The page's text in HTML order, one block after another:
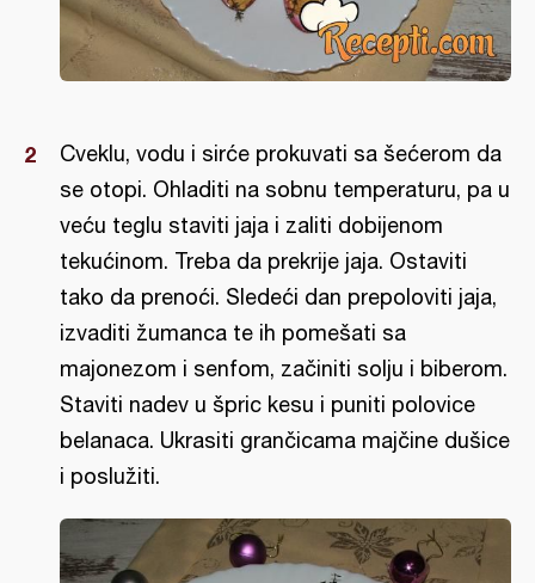
Cveklu, vodu i sirće prokuvati sa šećerom da
se otopi. Ohladiti na sobnu temperaturu, pa u
veću teglu staviti jaja i zaliti dobijenom
tekućinom. Treba da prekrije jaja. Ostaviti
tako da prenoći. Sledeći dan prepoloviti jaja,
izvaditi žumanca te ih pomešati sa
majonezom i senfom, začiniti solju i biberom.
Staviti nadev u špric kesu i puniti polovice
belanaca. Ukrasiti grančicama majčine dušice
i poslužiti.